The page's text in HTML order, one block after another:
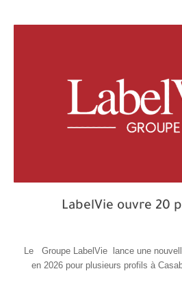
LabelVie ouvre 20
Le Groupe LabelVie lance une
en 2026 pour plusieurs profils à